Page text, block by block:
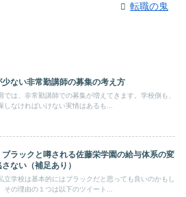
転職の鬼
少ない非常勤講師の募集の考え方
では、非常勤講師での募集が増えてきます。学校側も、
しなければいけない実情はあるも...
ブラックと噂される佐藤栄学園の給与体系の変
ない（補足あり）
立学校は基本的にはブラックだと思っても良いのかもし
その理由の１つは以下のツイート...